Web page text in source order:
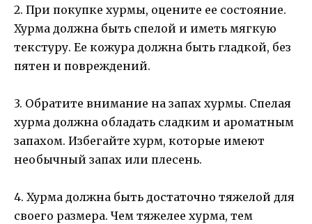
2. При покупке хурмы, оцените ее состояние.
Хурма должна быть спелой и иметь мягкую
текстуру. Ее кожура должна быть гладкой, без
пятен и повреждений.
3. Обратите внимание на запах хурмы. Спелая
хурма должна обладать сладким и ароматным
запахом. Избегайте хурм, которые имеют
необычный запах или плесень.
4. Хурма должна быть достаточно тяжелой для
своего размера. Чем тяжелее хурма, тем